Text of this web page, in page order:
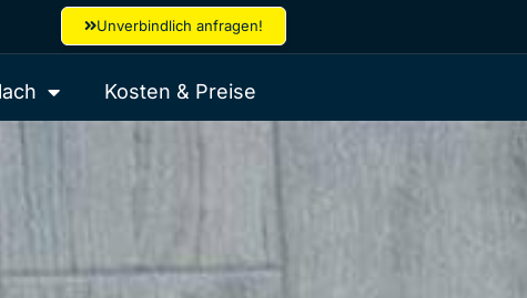
Unverbindlich anfragen!
Kosten & Preise